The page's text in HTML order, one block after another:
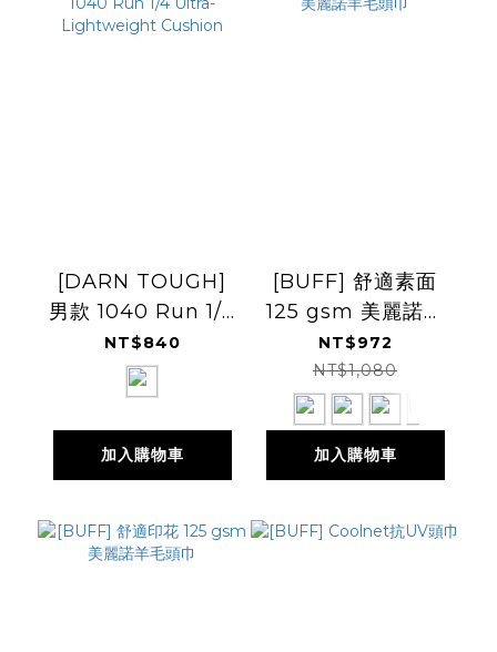
[DARN TOUGH]
男款 1040 Run 1/4
Ultra-
Lightweight
Cushion
NT$840
加入購物車
[BUFF] 舒適素面
125 gsm 美麗諾羊
毛頭巾
NT$972
NT$1,080
加入購物車